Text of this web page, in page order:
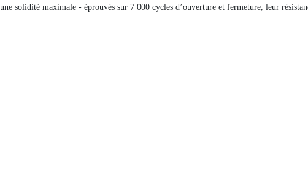
solidité maximale - éprouvés sur 7 000 cycles d’ouverture et fermeture, leur